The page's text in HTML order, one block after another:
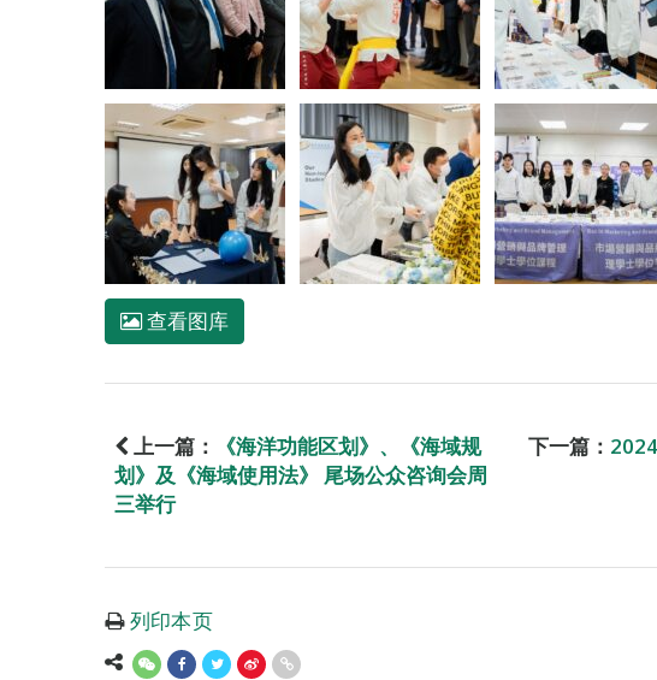
查看图库
上一篇：
《海洋功能区划》、《海域规
划》及《海域使用法》 尾场公众咨询会周
三举行
下一篇：
列印本页